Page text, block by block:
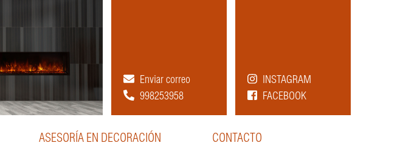
Enviar correo
998253958
INSTAGRAM
FACEBOOK
ASESORÍA EN DECORACIÓN CONTACTO